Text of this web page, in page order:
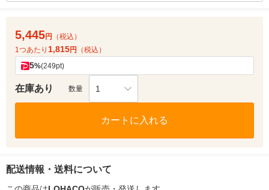
5,445円
（税込）
1つあたり 1,815円 （税込）
5%(249pt)
在庫あり 数量 1
カートに入れる
配送情報・送料について